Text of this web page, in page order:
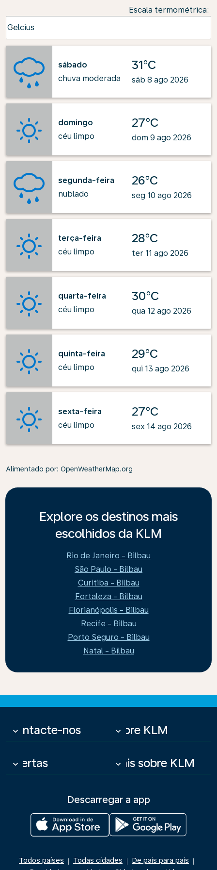
Escala termométrica:
Celcius
keyboard_arrow_down
sábado
chuva moderada
31°C
sáb 8 ago 2026
domingo
céu limpo
27°C
dom 9 ago 2026
segunda-feira
nublado
26°C
seg 10 ago 2026
terça-feira
céu limpo
28°C
ter 11 ago 2026
quarta-feira
céu limpo
30°C
qua 12 ago 2026
quinta-feira
céu limpo
29°C
qui 13 ago 2026
sexta-feira
céu limpo
27°C
sex 14 ago 2026
Alimentado por: OpenWeatherMap.org
Explore os destinos mais
escolhidos da KLM
Rio de Janeiro - Bilbau
São Paulo - Bilbau
Curitiba - Bilbau
Fortaleza - Bilbau
Florianópolis - Bilbau
Recife - Bilbau
Porto Seguro - Bilbau
Natal - Bilbau
Contacte-nos
keyboard_arrow_down Sobre KLM
keyboard_arrow_down
Ofertas
keyboard_arrow_down Mais sobre KLM
keyboard_arrow_down
Descarregar a app
Todos países | Todas cidades | De país para país |